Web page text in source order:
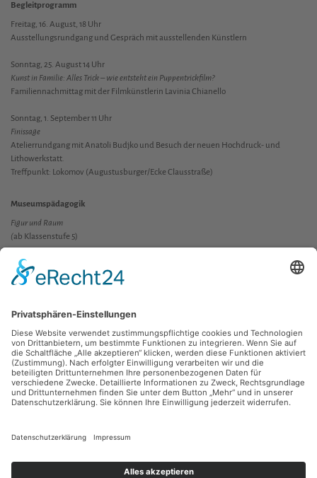
Begleitprogramm
Freitag, 16. August, 18 Uhr
Ausstellungsrundgang und Gespräch mit ausstellenden Künstlern
Sonntag, 25. August 14 Uhr
Kunst in Familie: Alles Trick – wie entsteht ein Puppentrickfilm?
Familiennachmittag mit der Filmkünstlerin Lavinia Chianello
Sonntag, 1. September 11 Uhr
Finissage
Atelierrundgang mit Anatoli Budjko und Besuch der neuen Hochdruck- und
Lithowerkstatt.
Treffpunkt: Lokomov (Augustusburger/Ecke Clausstraße)
Museumspädagogik
Figur und Raum
(ab Klassenstufe 5)
Öffentliche Führung dienstags 17 Uhr
Pressemitteilung
Ausstellungszeitraum: 25. Juni bis 1. September 2019
Gefördert vom Büro für städtisches Kulturmanagement Chemnitz und dem Neue
Chemnitzer Kunsthütte e.V.
Diese Maßnahme wird mitfinanziert durch Steuermittel auf der Grundlage des von
Zurück